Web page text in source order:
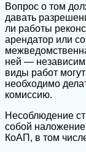
Вопрос о том
давать
ли работы
арендатор или
ней —
виды работ
необходимо
комиссию.
Несоблюдение
собой
КоАП, в том